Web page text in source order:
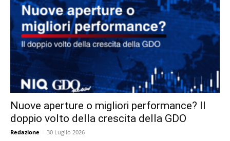
Nuove aperture o migliori performance? Il
doppio volto della crescita della GDO
Redazione - 30 Luglio 2026